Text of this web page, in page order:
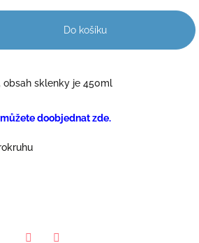
Do košíku
sklenky je 450ml
doobjednat zde.